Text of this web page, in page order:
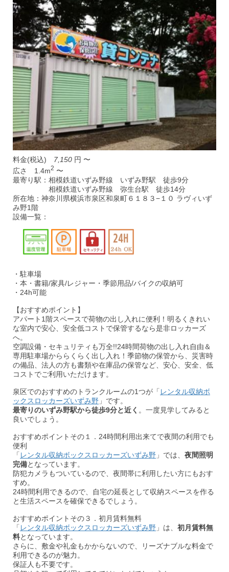
料金(税込) 7,150 円 〜
広さ 1.4m2 〜
最寄り駅：相模鉄道いずみ野線 いずみ野駅 徒歩9分
相模鉄道いずみ野線 弥生台駅 徒歩14分
所在地：神奈川県横浜市泉区和泉町６１８３−１０ ラヴィいず
み野1階
設備一覧：
・駐車場
・本・書籍/家具/レジャー・季節用品/バイクの収納可
・24h可能
【おすすめポイント】
アパート1階スペースで荷物の出し入れに便利！明るくきれい
な室内で安心、安全低コストで保管するなら是非ロッカーズ
へ。
空調設備・セキュリティも万全!!24時間荷物の出し入れ自由＆
専用駐車場かららくらく出し入れ！季節物の保管から、災害時
の備品、法人の方も書類や在庫品の保管など、安心、安全、低
コストでご利用いただけます。
泉区でのおすすめのトランクルームの1つが「 レンタル収納ボ
ックスロッカーズいずみ野 」です。
最寄りのいずみ野駅から徒歩9分と近く 。一度見学してみると
良いでしょう。
おすすめポイントその１．24時間利用出来てで夜間の利用でも
便利
「 レンタル収納ボックスロッカーズいずみ野 」では、 夜間照明
完備となっています。
防犯カメラもついているので、夜間帯に利用したい方にもおす
すめ。
24時間利用できるので、自宅の延長として収納スペースを作る
と生活スペースを確保できるでしょう。
おすすめポイントその３．初月賃料無料
「 レンタル収納ボックスロッカーズいずみ野 」は、 初月賃料無
料となっています。
さらに、敷金や礼金もかからないので、リーズナブルな料金で
利用できるのが魅力。
保証人も不要です。